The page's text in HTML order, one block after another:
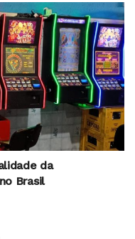
da
Brasil